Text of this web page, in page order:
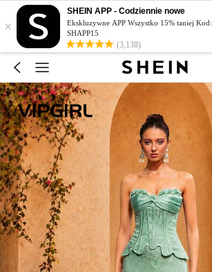
×
SHEIN APP - Codziennie nowe
Ekskluzywne APP Wszystko 15% taniej Kod:
SHAPP15
(3,138)